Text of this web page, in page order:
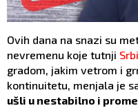
Ovih dana na snazi su
nevremenu koje tutnji
gradom, jakim vetrom i
kontinuitetu, menjala je
ušli u nestabilno i